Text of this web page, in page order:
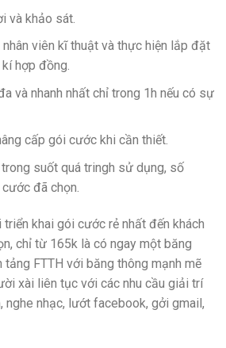
và khảo sát.
nhân viên kĩ thuật và thực hiện lắp đặt
hợp đồng.
và nhanh nhất chỉ trong 1h nếu có sự
cấp gói cước khi cần thiết.
suốt quá tringh sử dụng, số
đã chọn.
triển khai gói cước rẻ nhất đến khách
chỉ từ 165k là có ngay một băng
tảng FTTH với băng thông mạnh mẽ
xài liên tục với các nhu cầu giải trí
nghe nhạc, lướt facebook, gởi gmail,